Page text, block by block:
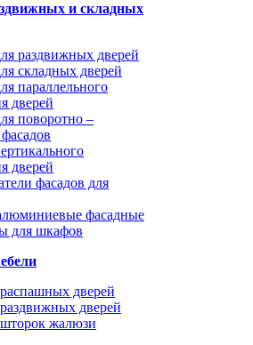
и складных
раздвижных дверей
складных дверей
параллельного
дверей
поворотно –
дверей
фасадов для
фасадные
для шкафов
дверей
дверей
жалюзи